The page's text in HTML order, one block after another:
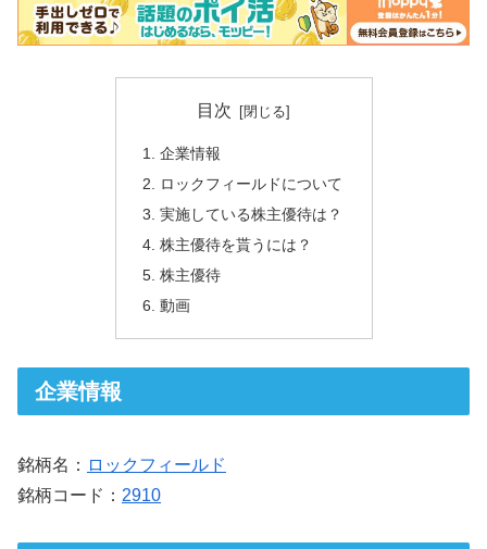
目次
企業情報
ロックフィールドについて
実施している株主優待は？
株主優待を貰うには？
株主優待
動画
企業情報
銘柄名： ロックフィールド
銘柄コード： 2910